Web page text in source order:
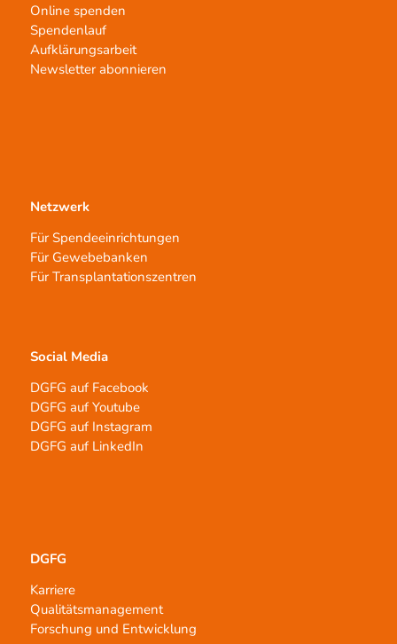
Online spenden
Spendenlauf
Aufklärungsarbeit
Newsletter abonnieren
Netzwerk
Für Spendeeinrichtungen
Für Gewebebanken
Für Transplantationszentren
Social Media
DGFG auf Facebook
DGFG auf Youtube
DGFG auf Instagram
DGFG auf LinkedIn
DGFG
Karriere
Qualitätsmanagement
Forschung und Entwicklung